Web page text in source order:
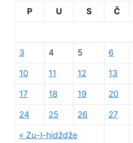
P
U S Č
« Zu-l-hidždže
3 4 5 6
10 11 12 13
17 18 19 20
24 25 26 27